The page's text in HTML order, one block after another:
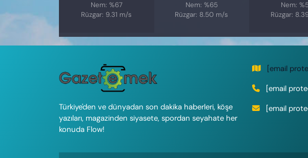
Nem: %67
Rüzgar: 9.31 m/s
Nem: %65
Rüzgar: 8.50 m/s
Nem:
Rüzgar:
Türkiye'den ve dünyadan son dakika haberleri, köşe
yazıları, magazinden siyasete, spordan seyahate her
konuda Flow!
[email
[email
[email